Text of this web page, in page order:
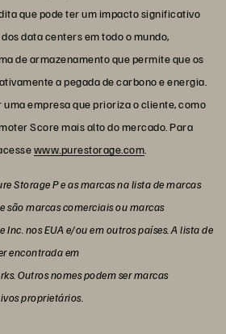
que pode ter um impacto significativo
data centers em todo o mundo,
de armazenamento que permite que os
a pegada de carbono e energia.
uma empresa que prioriza o cliente, como
Score mais alto do mercado. Para
www.purestorage.com
Storage P e as marcas na lista de marcas
são marcas comerciais ou marcas
Inc. nos EUA e/ou em outros países. A lista de
encontrada em
Outros nomes podem ser marcas
proprietários.